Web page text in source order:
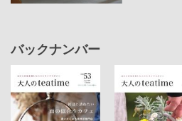
バックナンバー